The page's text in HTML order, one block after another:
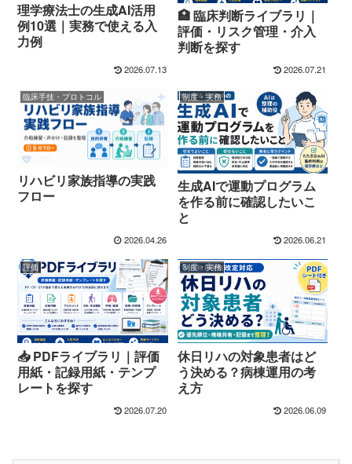
理学療法士の生成AI活用
例10選｜実務で使える入
力例
2026.07.13
🏥 臨床判断ライブラリ｜
評価・リスク管理・介入
判断を探す
2026.07.21
臨床手技・プロトコル
リハビリ家族指導の実践
フロー
2026.04.26
制度・実務
生成AIで運動プログラム
を作る前に確認したいこ
と
2026.06.21
評価
📥 PDFライブラリ｜評価
用紙・記録用紙・テンプ
レートを探す
2026.07.20
制度・実務
休日リハの対象患者はど
う決める？病棟運用の考
え方
2026.06.09